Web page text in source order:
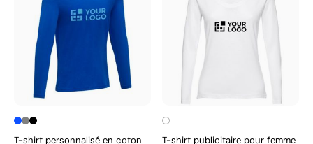
T-shirt personnalisé en coton
T-shirt publicitaire pour femme